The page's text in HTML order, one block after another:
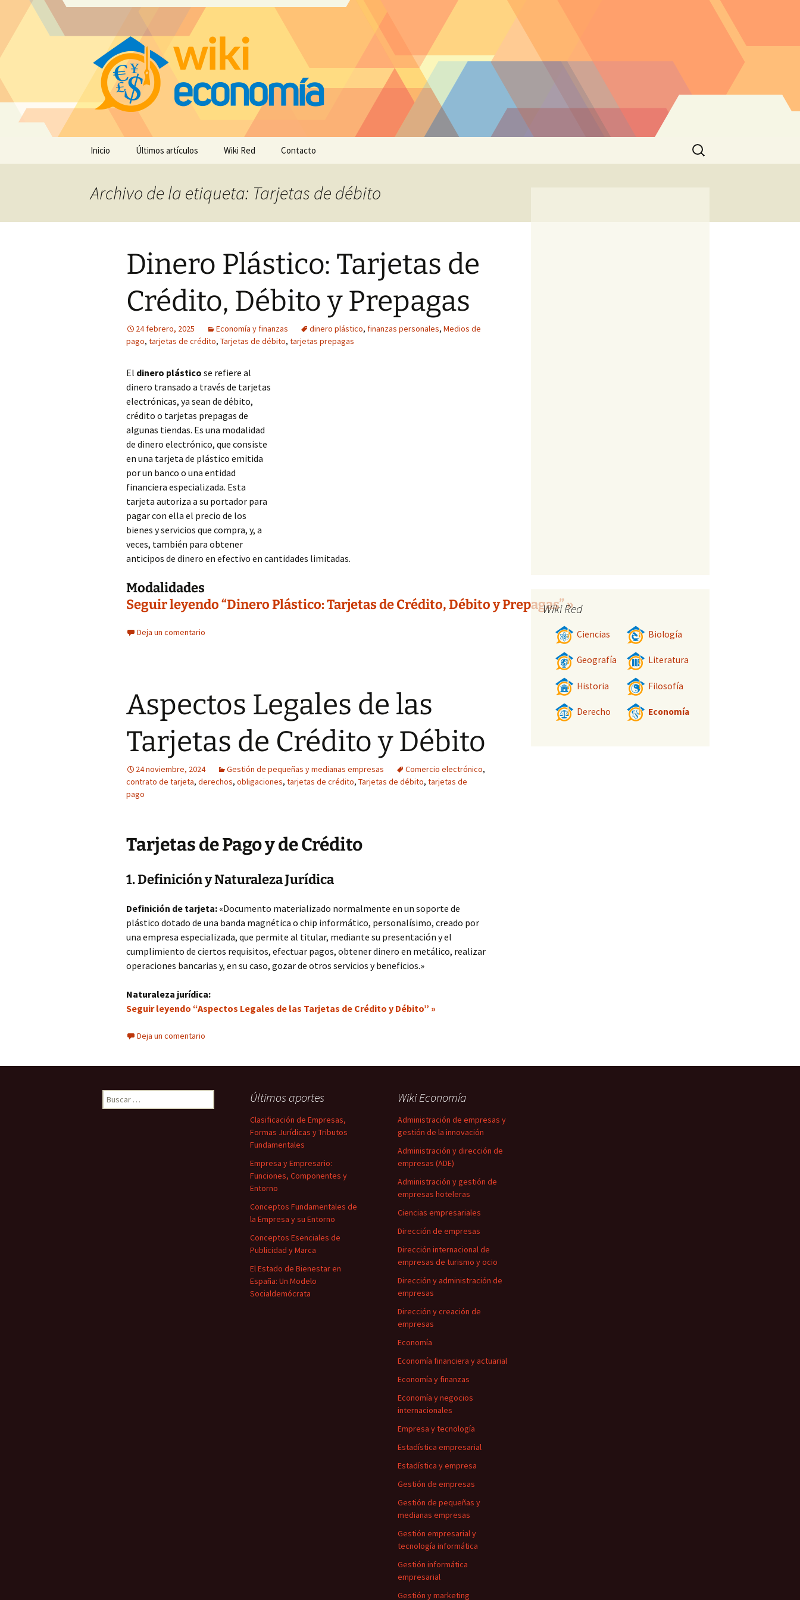
Inicio Últimos artículos Wiki Red Contacto
Buscar:
Archivo de la etiqueta: Tarjetas de débito
Dinero Plástico: Tarjetas de
Crédito, Débito y Prepagas
24 febrero, 2025 Economía y finanzas dinero plástico, finanzas personales, Medios de
pago, tarjetas de crédito, Tarjetas de débito, tarjetas prepagas
El dinero plástico se refiere al
dinero transado a través de tarjetas
electrónicas, ya sean de débito,
crédito o tarjetas prepagas de
algunas tiendas. Es una modalidad
de dinero electrónico, que consiste
en una tarjeta de plástico emitida
por un banco o una entidad
financiera especializada. Esta
tarjeta autoriza a su portador para
pagar con ella el precio de los
bienes y servicios que compra, y, a
veces, también para obtener
anticipos de dinero en efectivo en cantidades limitadas.
Modalidades
Seguir leyendo “Dinero Plástico: Tarjetas de Crédito, Débito y Prepagas” »
Deja un comentario
Aspectos Legales de las
Tarjetas de Crédito y Débito
24 noviembre, 2024 Gestión de pequeñas y medianas empresas Comercio electrónico,
contrato de tarjeta, derechos, obligaciones, tarjetas de crédito, Tarjetas de débito, tarjetas de
pago
Tarjetas de Pago y de Crédito
1. Definición y Naturaleza Jurídica
Definición de tarjeta: «Documento materializado normalmente en un soporte de
plástico dotado de una banda magnética o chip informático, personalísimo, creado por
una empresa especializada, que permite al titular, mediante su presentación y el
cumplimiento de ciertos requisitos, efectuar pagos, obtener dinero en metálico, realizar
operaciones bancarias y, en su caso, gozar de otros servicios y beneficios.»
Naturaleza jurídica:
Seguir leyendo “Aspectos Legales de las Tarjetas de Crédito y Débito” »
Deja un comentario
Wiki Red
Ciencias Biología
Geografía Literatura
Historia Filosofía
Derecho Economía
Buscar: Últimos aportes
Clasificación de Empresas,
Formas Jurídicas y Tributos
Fundamentales
Empresa y Empresario:
Funciones, Componentes y
Entorno
Conceptos Fundamentales de
la Empresa y su Entorno
Conceptos Esenciales de
Publicidad y Marca
El Estado de Bienestar en
España: Un Modelo
Socialdemócrata
Wiki Economía
Administración de empresas y
gestión de la innovación
Administración y dirección de
empresas (ADE)
Administración y gestión de
empresas hoteleras
Ciencias empresariales
Dirección de empresas
Dirección internacional de
empresas de turismo y ocio
Dirección y administración de
empresas
Dirección y creación de
empresas
Economía
Economía financiera y actuarial
Economía y finanzas
Economía y negocios
internacionales
Empresa y tecnología
Estadística empresarial
Estadística y empresa
Gestión de empresas
Gestión de pequeñas y
medianas empresas
Gestión empresarial y
tecnología informática
Gestión informática
empresarial
Gestión y marketing